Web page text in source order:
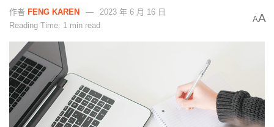
作者 FENG KAREN
2023 年 6 月 16 日
Reading Time: 1 min read
AA